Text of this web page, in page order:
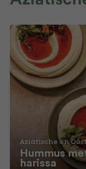
Aziatische en
Hummus
harissa